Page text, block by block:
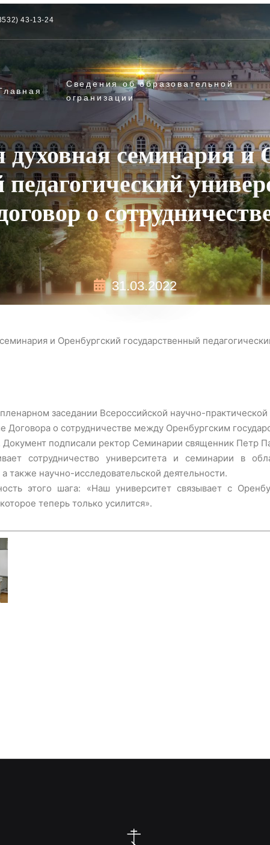
43-13-24
Сведения об образовательной
огранизации
духовная семинария и
педагогический
о
31.03.2022
и Оренбургский государственный
заседании Всероссийской научно-
Договора о сотрудничестве между Оренбургским
подписали ректор Семинарии священник Петр
сотрудничество университета и семинарии в
а также научно-исследовательской деятельности.
этого шага: «Наш университет связывает с
теперь только усилится».